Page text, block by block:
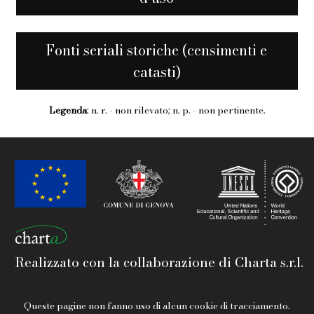
Fonti seriali storiche (censimenti e
catasti)
Legenda: n. r. - non rilevato; n. p. - non pertinente.
Realizzato con la collaborazione di Charta s.r.l.
Queste pagine non fanno uso di alcun cookie di tracciamento.